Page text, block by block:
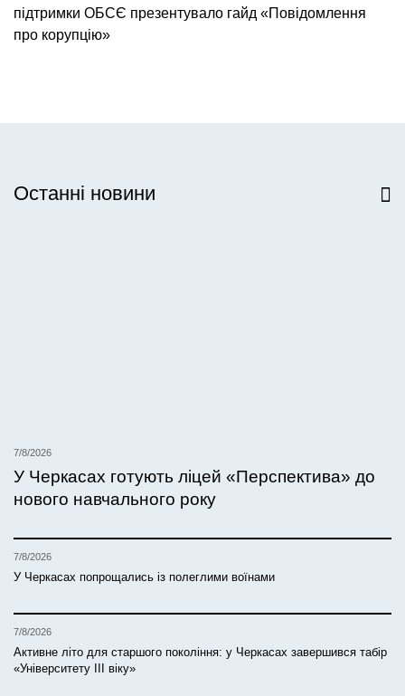
підтримки ОБСЄ презентувало гайд «Повідомлення
про корупцію»
Останні новини
7/8/2026
У Черкасах готують ліцей «Перспектива» до
нового навчального року
7/8/2026
У Черкасах попрощались із полеглими воїнами
7/8/2026
Активне літо для старшого покоління: у Черкасах завершився табір
«Університету ІІІ віку»